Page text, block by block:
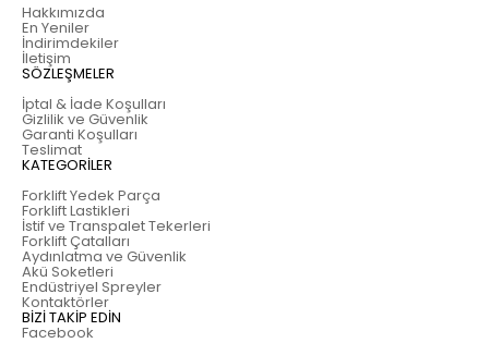
Hakkımızda
En Yeniler
İndirimdekiler
İletişim
SÖZLEŞMELER
İptal & İade Koşulları
Gizlilik ve Güvenlik
Garanti Koşulları
Teslimat
KATEGORİLER
Forklift Yedek Parça
Forklift Lastikleri
İstif ve Transpalet Tekerleri
Forklift Çatalları
Aydınlatma ve Güvenlik
Akü Soketleri
Endüstriyel Spreyler
Kontaktörler
BİZİ TAKİP EDİN
Facebook